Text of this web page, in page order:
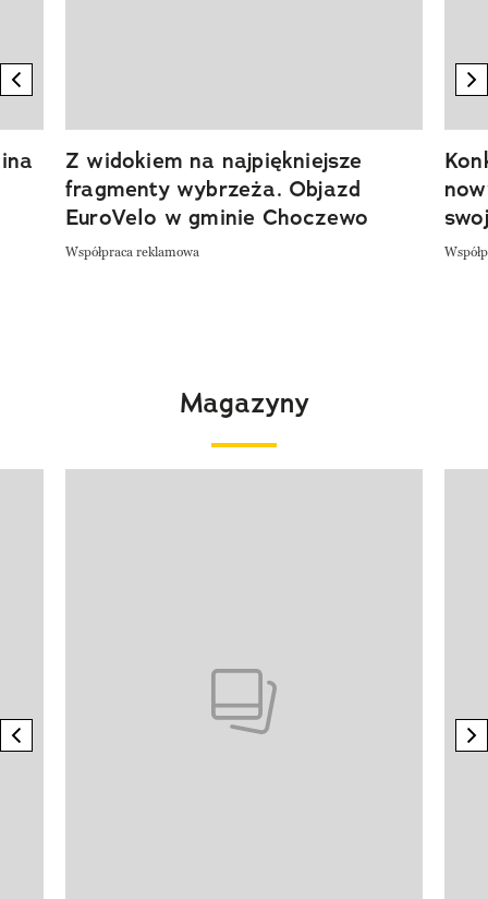
previous element
Z widokiem na najpiękniejsze
fragmenty wybrzeża. Objazd
EuroVelo w gminie Choczewo
Współpraca reklamowa
Magazyny
previous element